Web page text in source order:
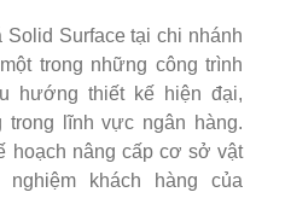
Surface tại chi nhánh
trong những công trình
hướng thiết kế hiện đại,
trong lĩnh vực ngân hàng.
hoạch nâng cấp cơ sở vật
khách hàng của